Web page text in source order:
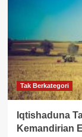
Tak Berkategori
Iqtishaduna
Kemandirian